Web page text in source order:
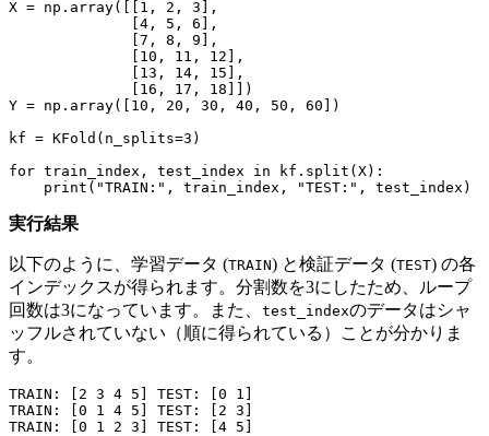
X = np . array([[ 1 , 2 , 3 ],
4 , 5 , 6 ],
7 , 8 , 9 ],
10 , 11 , 12 ],
13 , 14 , 15 ],
16 , 17 , 18 ]])
Y = np . array([ 10 , 20 , 30 , 40 , 50 , 60 ])
kf = KFold ( n_splits=3 )
for train_index , test_index in kf . split ( X):
print ( "TRAIN:" , train_index , "TEST:" , test_index )
実行結果
以下のように、学習データ (TRAIN) と検証データ (TEST) の各
インデックスが得られます。分割数を3にしたため、ループ
回数は3になっています。また、 test_indexのデータはシャ
ッフルされていない（順に得られている）ことが分かりま
す。
TRAIN : 2 3 4 5 TEST : 0 1
TRAIN : 0 1 4 5 TEST : 2 3
TRAIN : 0 1 2 3 TEST : 4 5